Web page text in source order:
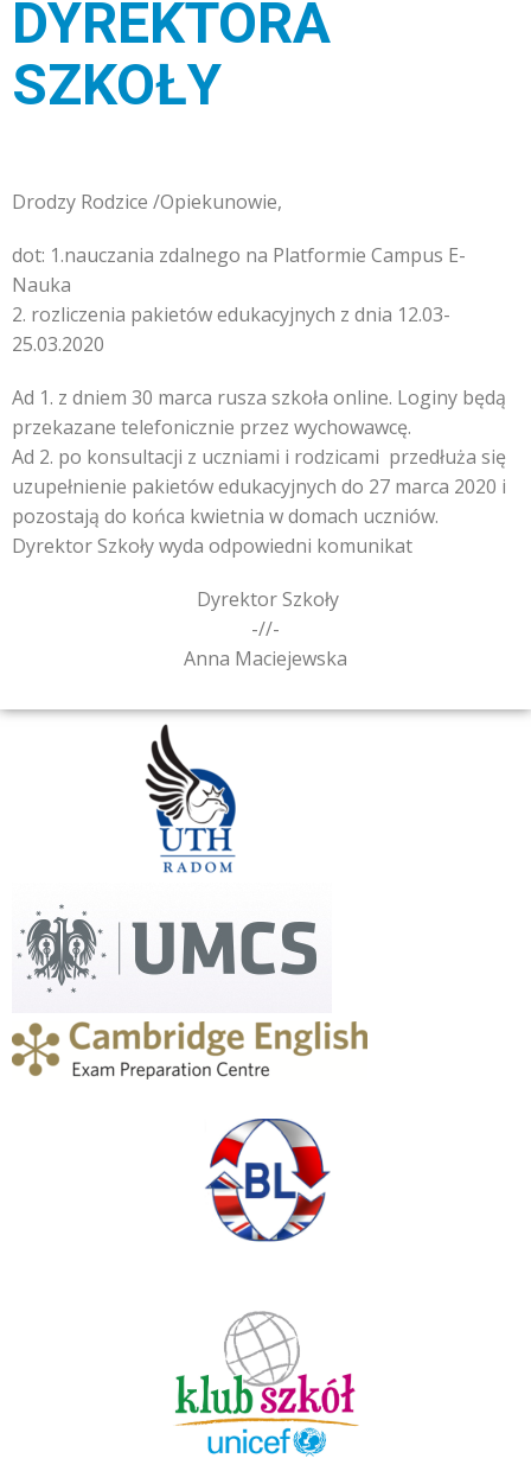
DYREKTORA
SZKOŁY
Drodzy Rodzice /Opiekunowie,
dot: 1.nauczania zdalnego na Platformie Campus E-
Nauka
2. rozliczenia pakietów edukacyjnych z dnia 12.03-
25.03.2020
Ad 1. z dniem 30 marca rusza szkoła online. Loginy będą
przekazane telefonicznie przez wychowawcę.
Ad 2. po konsultacji z uczniami i rodzicami przedłuża się
uzupełnienie pakietów edukacyjnych do 27 marca 2020 i
pozostają do końca kwietnia w domach uczniów.
Dyrektor Szkoły wyda odpowiedni komunikat
Dyrektor Szkoły
-//-
Anna Maciejewska